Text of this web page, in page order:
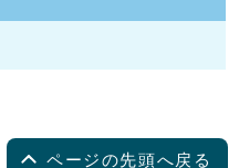
ページの先頭へ戻る